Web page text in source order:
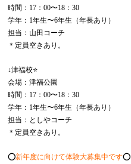
時間：17：00〜18：30
学年：1年生〜6年生（年長あり）
担当：山田コーチ
＊定員空きあり。
↓津福校⭐️
会場：津福公園
時間：17：00〜18：30
学年：1年生〜6年生（年長あり）
担当：としやコーチ
＊定員空きあり。
⭕️新年度に向けて体験大募集中です⭕️